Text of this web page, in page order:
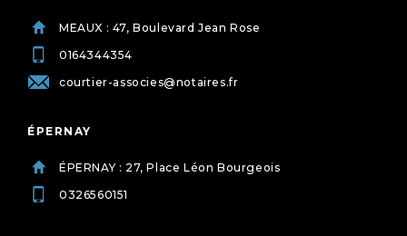
MEAUX : 47, Boulevard Jean Rose
0164344354
courtier-associes@notaires.fr
ÉPERNAY
ÉPERNAY : 27, Place Léon Bourgeois
0326560151